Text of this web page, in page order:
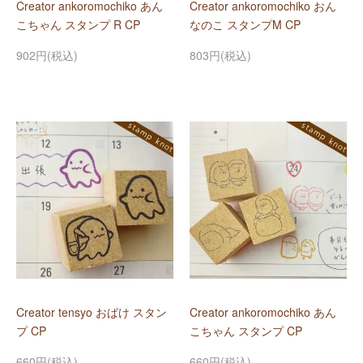
Creator ankoromochiko あん
こちゃん スタンプ R CP
902円(税込)
Creator ankoromochiko おん
なのこ スタンプM CP
803円(税込)
Creator tensyo おばけ スタン
プ CP
Creator ankoromochiko あん
こちゃん スタンプ CP